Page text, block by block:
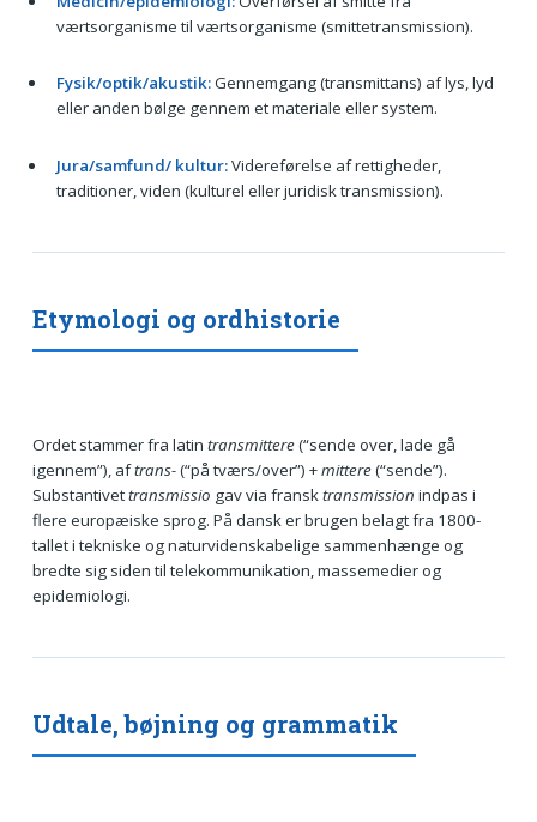
værtsorganisme til værtsorganisme (smitte­transmission).
Fysik/optik/akustik:Gennemgang (transmittans) af lys, lyd
eller anden bølge gennem et materiale eller system.
Jura/samfund/ kultur:Videreførelse af rettigheder,
traditioner, viden (kulturel eller juridisk transmission).
Etymologi og ordhistorie
Ordet stammer fra latin transmittere(“sende over, lade gå
igennem”), aftrans-(“på tværs/over”) +mittere(“sende”).
Substantivettransmissio gav via fransktransmission indpas i
flere europæiske sprog. På dansk er brugen belagt fra 1800-
tallet i tekniske og naturvidenskabelige sammenhænge og
bredte sig siden til telekommunikation, massemedier og
epidemiologi.
Udtale, bøjning og grammatik